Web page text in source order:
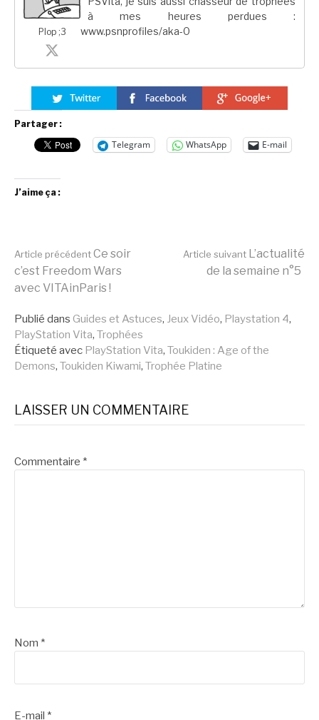
Plop ;3
à mes heures perdues :
www.psnprofiles/aka-0
Partager :
Telegram WhatsApp E-mail
J’aime ça :
Lire
la
suite
Article précédentCe soir
c’est Freedom Wars
avec VITAinParis !
Article suivant L’actualité
de la semaine n°5
Publié dans Guides et Astuces, Jeux Vidéo, Playstation 4,
PlayStation Vita, Trophées
Étiqueté avec PlayStation Vita, Toukiden : Age of the
Demons, Toukiden Kiwami, Trophée Platine
LAISSER UN COMMENTAIRE
Commentaire *
Nom *
E-mail *